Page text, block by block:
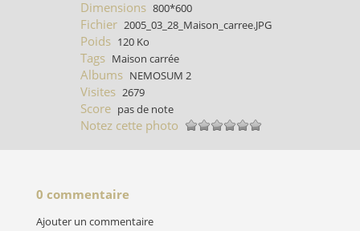
Dimensions 800*600
Fichier 2005_03_28_Maison_carree.JPG
Poids 120 Ko
Tags Maison carrée
Albums NEMOSUM 2
Visites 2679
Score pas de note
Notez cette photo
0 commentaire
Ajouter un commentaire